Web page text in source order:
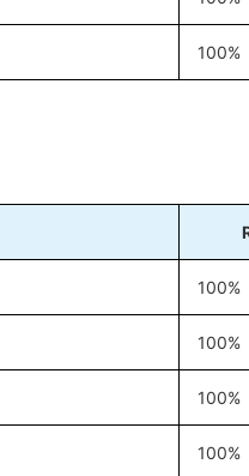
100%
100%
100%
100%
100%